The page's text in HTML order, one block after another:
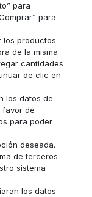
para
para
los productos
de la misma
cantidades
de clic en
los datos de
favor de
para poder
deseada.
de terceros
sistema
los datos